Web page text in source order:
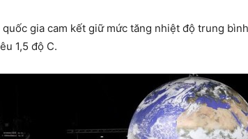
gia cam kết giữ mức tăng nhiệt độ trung
1,5 độ C.